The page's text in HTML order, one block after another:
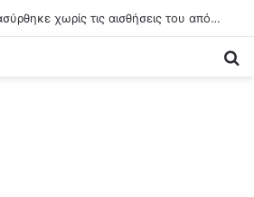
Σύρος: Άνδρας ανασύρθηκε χωρίς τις αισθήσεις του από τη θάλασσα στον Γαλησσά